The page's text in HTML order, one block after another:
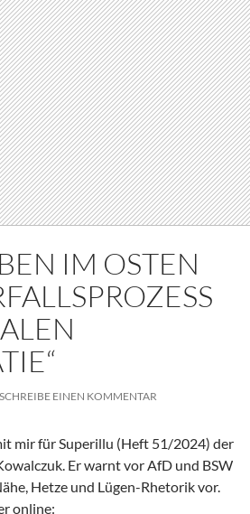
IM OSTEN
SCHREIBE EINEN KOMMENTAR
mir für Superillu (Heft 51/2024) der
Er warnt vor AfD und BSW
Hetze und Lügen-Rhetorik vor.
online: